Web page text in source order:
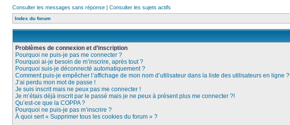
Consulter les messages sans réponse | Consulter les sujets actifs
Index du forum
Problèmes de connexion et d’inscription
Pourquoi ne puis-je pas me connecter ?
Pourquoi ai-je besoin de m’inscrire, après tout ?
Pourquoi suis-je déconnecté automatiquement ?
Comment puis-je empêcher l’affichage de mon nom d’utilisateur dans la liste des utilisateurs en ligne ?
J’ai perdu mon mot de passe !
Je suis inscrit mais ne peux pas me connecter !
Je m’étais déjà inscrit par le passé mais je ne peux à présent plus me connecter ?!
Qu’est-ce que la COPPA ?
Pourquoi ne puis-je pas m’inscrire ?
À quoi sert « Supprimer tous les cookies du forum » ?